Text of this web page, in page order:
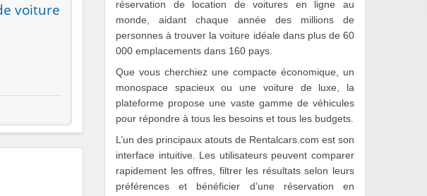
voiture
réservation de location de voitures en ligne au
monde, aidant chaque année des millions de
personnes à trouver la voiture idéale dans plus de 60
000 emplacements dans 160 pays.
Que vous cherchiez une compacte économique, un
monospace spacieux ou une voiture de luxe, la
plateforme propose une vaste gamme de véhicules
pour répondre à tous les besoins et tous les budgets.
L’un des principaux atouts de Rentalcars.com est son
interface intuitive. Les utilisateurs peuvent comparer
rapidement les offres, filtrer les résultats selon leurs
préférences et bénéficier d’une réservation en